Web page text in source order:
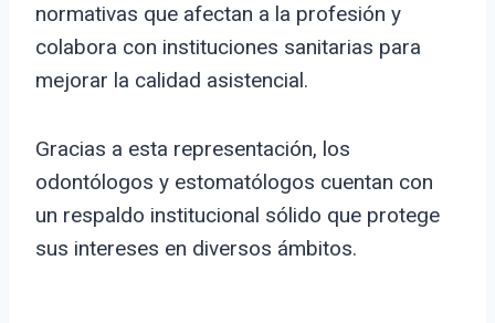
normativas que afectan a la profesión y
colabora con instituciones sanitarias para
mejorar la calidad asistencial.
Gracias a esta representación, los
odontólogos y estomatólogos cuentan con
un respaldo institucional sólido que protege
sus intereses en diversos ámbitos.